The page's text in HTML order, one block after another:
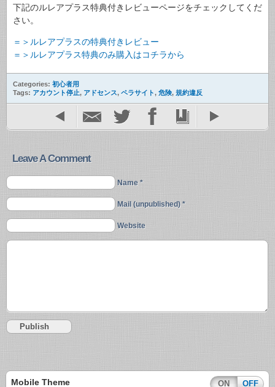
下記のルレアプラス特典付きレビューページをチェックしてくだ
さい。
＝＞ ルレアプラスの特典付きレビュー
＝＞ルレアプラス特典のみ購入はコチラから
Categories: 初心者用
Tags: アカウント停止, アドセンス, ペラサイト, 危険, 規約違反
Leave A Comment
Name *
Mail (unpublished) *
Website
Mobile Theme ON OFF